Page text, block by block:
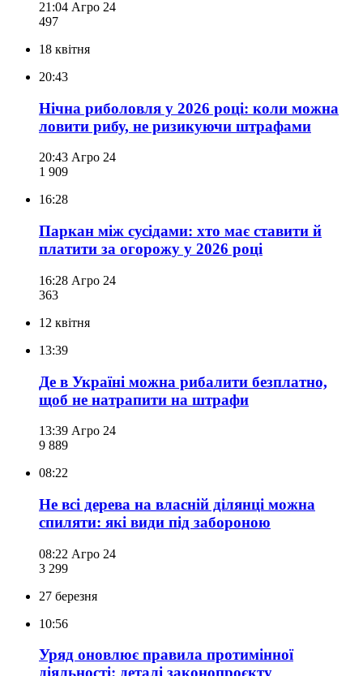
21:04 Агро 24
497
18 квітня
20:43
Нічна риболовля у 2026 році: коли можна
ловити рибу, не ризикуючи штрафами
20:43 Агро 24
1 909
16:28
Паркан між сусідами: хто має ставити й
платити за огорожу у 2026 році
16:28 Агро 24
363
12 квітня
13:39
Де в Україні можна рибалити безплатно,
щоб не натрапити на штрафи
13:39 Агро 24
9 889
08:22
Не всі дерева на власній ділянці можна
спиляти: які види під забороною
08:22 Агро 24
3 299
27 березня
10:56
Уряд оновлює правила протимінної